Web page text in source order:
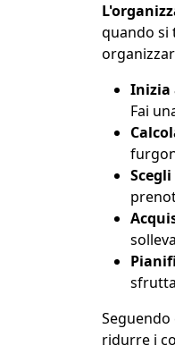
quando si
Inizia
Fai
ridurre i